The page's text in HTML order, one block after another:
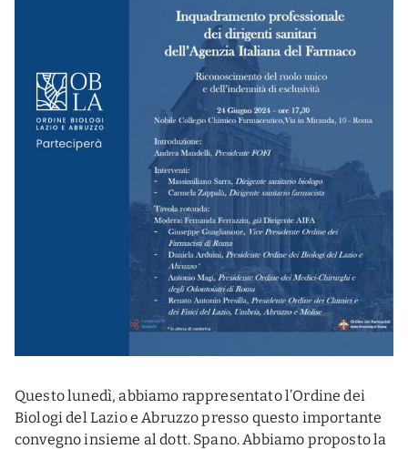
Questo lunedì, abbiamo rappresentato l’Ordine dei
Biologi del Lazio e Abruzzo presso questo importante
convegno insieme al dott. Spano. Abbiamo proposto la